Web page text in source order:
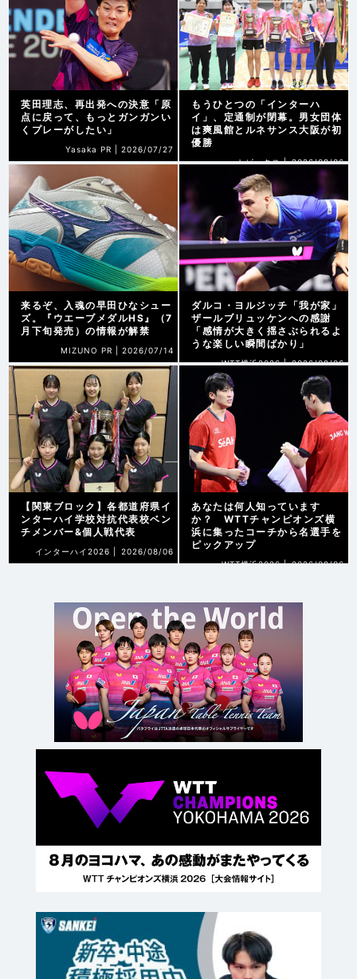
英田理志、再出発への決意「原
点に戻って、もっとガンガンい
くプレーがしたい」
Yasaka PR | 2026/07/27
もうひとつの「インターハ
イ」、定通制が閉幕。男女団体
は爽風館とルネサンス大阪が初
優勝
トピックス | 2026/08/06
来るぞ、入魂の早田ひなシュー
ズ。『ウエーブメダルHS』（7
月下旬発売）の情報が解禁
MIZUNO PR | 2026/07/14
ダルコ・ヨルジッチ「我が家」
ザールブリュッケンへの感謝
「感情が大きく揺さぶられるよ
うな楽しい瞬間ばかり」
WTT横浜2026 | 2026/08/06
【関東ブロック】各都道府県イ
ンターハイ学校対抗代表校ベン
チメンバー&個人戦代表
インターハイ2026 | 2026/08/06
あなたは何人知っています
か？ WTTチャンピオンズ横
浜に集ったコーチから名選手を
ピックアップ
WTT横浜2026 | 2026/08/06